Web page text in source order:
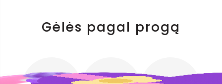
Gėlės pagal progą